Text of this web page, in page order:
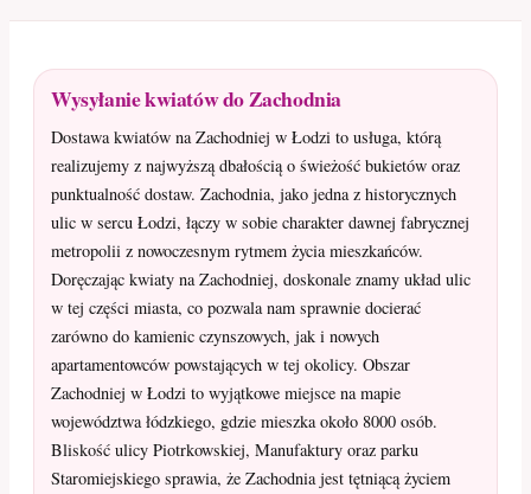
Wysyłanie kwiatów do Zachodnia
Dostawa kwiatów na Zachodniej w Łodzi to usługa, którą
realizujemy z najwyższą dbałością o świeżość bukietów oraz
punktualność dostaw. Zachodnia, jako jedna z historycznych
ulic w sercu Łodzi, łączy w sobie charakter dawnej fabrycznej
metropolii z nowoczesnym rytmem życia mieszkańców.
Doręczając kwiaty na Zachodniej, doskonale znamy układ ulic
w tej części miasta, co pozwala nam sprawnie docierać
zarówno do kamienic czynszowych, jak i nowych
apartamentowców powstających w tej okolicy. Obszar
Zachodniej w Łodzi to wyjątkowe miejsce na mapie
województwa łódzkiego, gdzie mieszka około 8000 osób.
Bliskość ulicy Piotrkowskiej, Manufaktury oraz parku
Staromiejskiego sprawia, że Zachodnia jest tętniącą życiem